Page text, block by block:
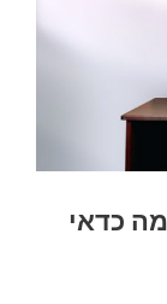
כדאי